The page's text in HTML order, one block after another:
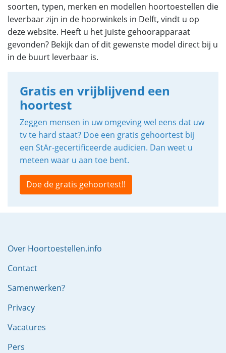
soorten, typen, merken en modellen hoortoestellen die
leverbaar zijn in de hoorwinkels in Delft, vindt u op
deze website. Heeft u het juiste gehoorapparaat
gevonden? Bekijk dan of dit gewenste model direct bij u
in de buurt leverbaar is.
Gratis en vrijblijvend een
hoortest
Zeggen mensen in uw omgeving wel eens dat uw
tv te hard staat? Doe een gratis gehoortest bij
een StAr-gecertificeerde audicien. Dan weet u
meteen waar u aan toe bent.
Doe de gratis gehoortest!!
Over Hoortoestellen.info
Contact
Samenwerken?
Privacy
Vacatures
Pers